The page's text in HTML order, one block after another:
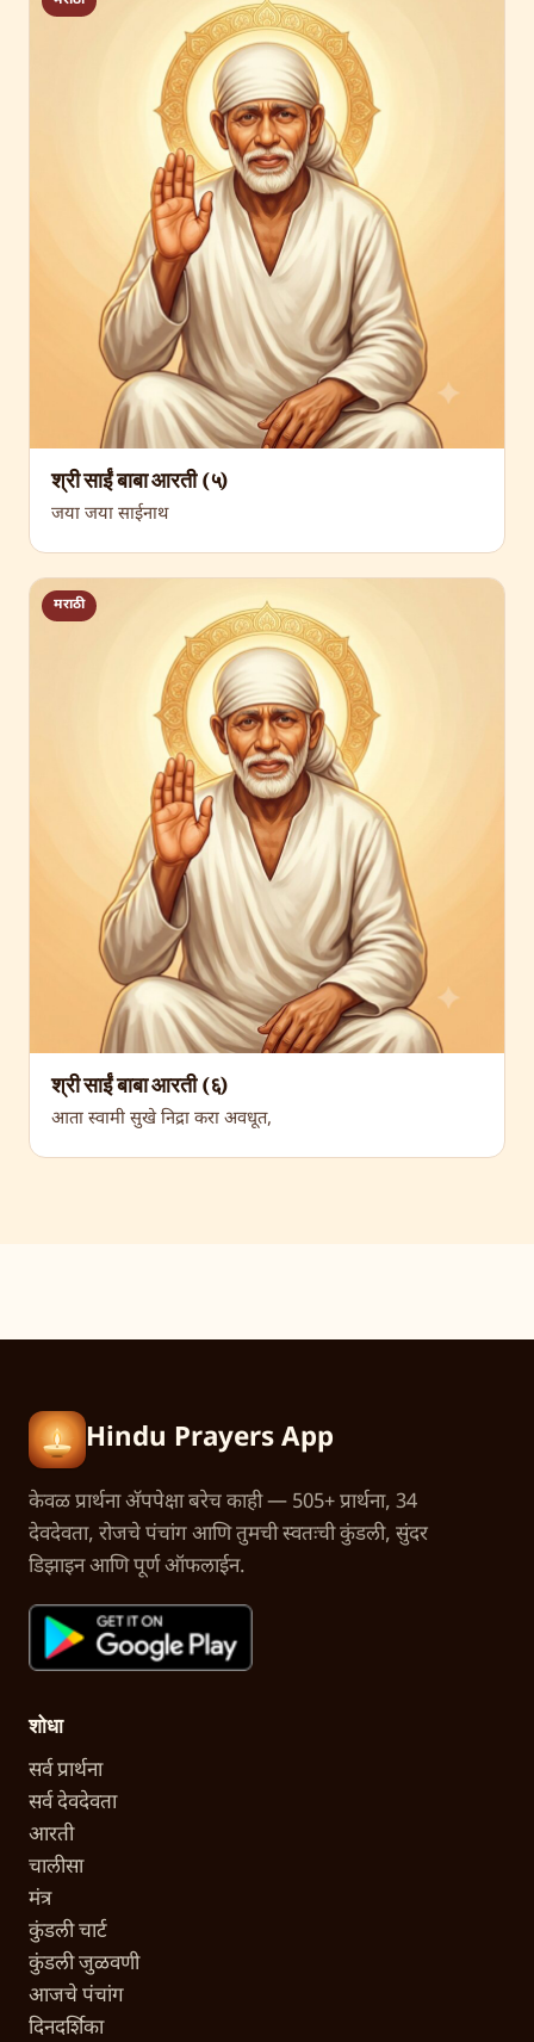
श्री साईं बाबा आरती (५)
जया जया साईनाथ
मराठी
श्री साईं बाबा आरती (६)
आता स्वामी सुखे निद्रा करा अवधूत,
Hindu Prayers App
केवळ प्रार्थना अ‍ॅपपेक्षा बरेच काही — 505+ प्रार्थना, 34
देवदेवता, रोजचे पंचांग आणि तुमची स्वतःची कुंडली, सुंदर
डिझाइन आणि पूर्ण ऑफलाईन.
शोधा
सर्व प्रार्थना
सर्व देवदेवता
आरती
चालीसा
मंत्र
कुंडली चार्ट
कुंडली जुळवणी
आजचे पंचांग
दिनदर्शिका